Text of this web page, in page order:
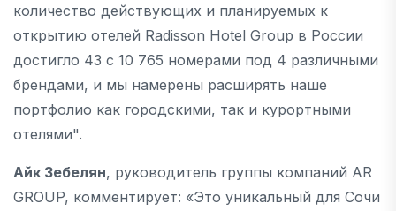
количество действующих и планируемых к
открытию отелей Radisson Hotel Group в России
достигло 43 с 10 765 номерами под 4 различными
брендами, и мы намерены расширять наше
портфолио как городскими, так и курортными
отелями".
Айк Зебелян, руководитель группы компаний AR
GROUP, комментирует: «Это уникальный для Сочи